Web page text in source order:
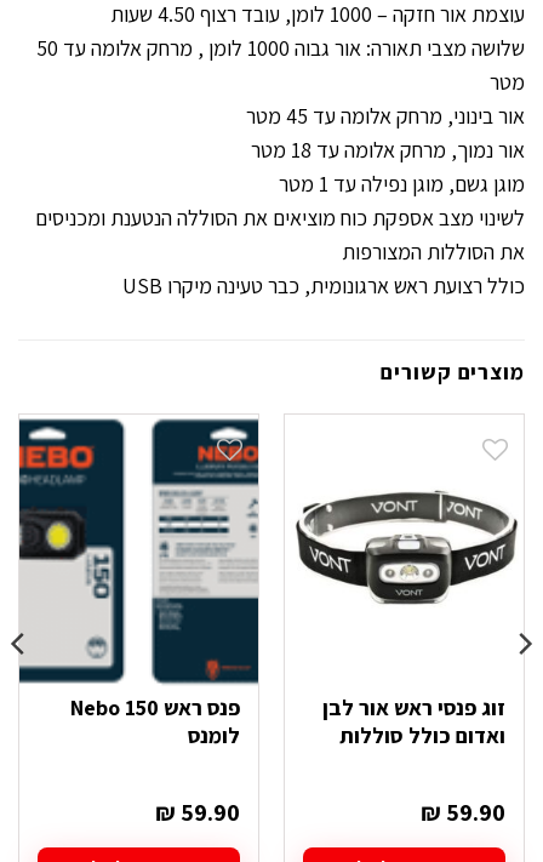
עוצמת אור חזקה – 1000 לומן, עובד רצוף 4.50 שעות
שלושה מצבי תאורה: אור גבוה 1000 לומן , מרחק אלומה עד 50
מטר
אור בינוני, מרחק אלומה עד 45 מטר
אור נמוך, מרחק אלומה עד 18 מטר
מוגן גשם, מוגן נפילה עד 1 מטר
לשינוי מצב אספקת כוח מוציאים את הסוללה הנטענת ומכניסים
את הסוללות המצורפות
כולל רצועת ראש ארגונומית, כבר טעינה מיקרו USB
מוצרים קשורים
זוג פנסי ראש אור לבן
ואדום כולל סוללות
₪ 59.90
פנס ראש Nebo 150
לומנס
₪ 59.90